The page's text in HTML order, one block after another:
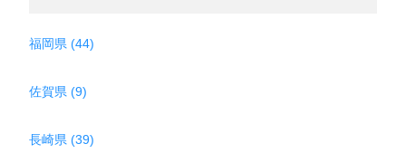
福岡県 (44)
佐賀県 (9)
長崎県 (39)